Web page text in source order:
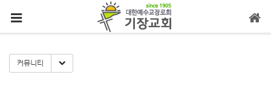
커뮤니티 Toggle Dropdown